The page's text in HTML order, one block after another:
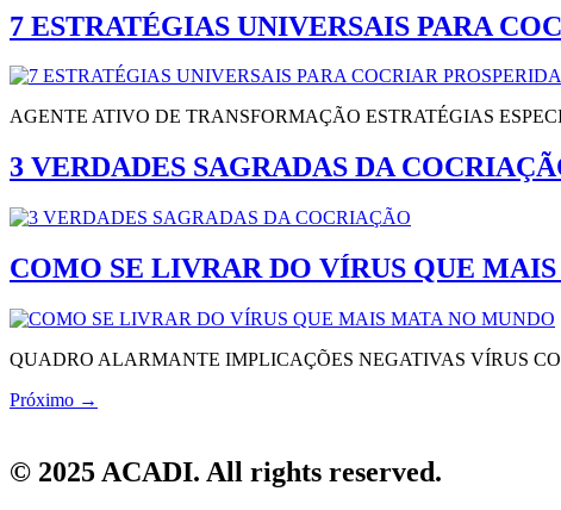
7 ESTRATÉGIAS UNIVERSAIS PARA
AGENTE ATIVO DE TRANSFORMAÇÃO ESTRATÉGIAS
3 VERDADES SAGRADAS DA
COMO SE LIVRAR DO VÍRUS QUE
QUADRO ALARMANTE IMPLICAÇÕES NEGATIVAS VÍRUS
Próximo →
© 2025 ACADI. All rights reserved.